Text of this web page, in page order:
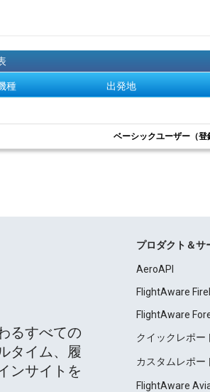
種 出発地
ベーシックユーザー（
るすべての
タイム、履
ンサイトを
プロダクト＆サ
AeroAPI
FlightAware
FlightAware
クイックレポー
カスタムレポー
FlightAware